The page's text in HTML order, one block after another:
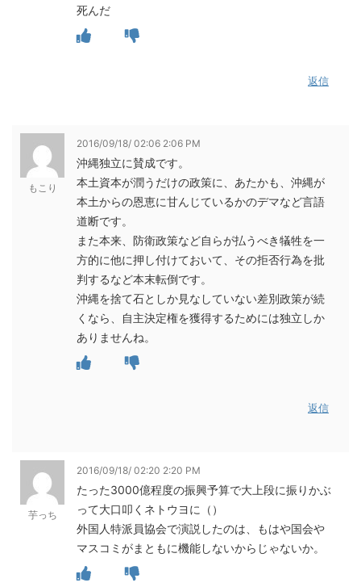
死んだ
返信
もこり
2016/09/18/ 02:06 2:06 PM
沖縄独立に賛成です。
本土資本が潤うだけの政策に、あたかも、沖縄が
本土からの恩恵に甘んじているかのデマなど言語
道断です。
また本来、防衛政策など自らが払うべき犠牲を一
方的に他に押し付けておいて、その拒否行為を批
判するなど本末転倒です。
沖縄を捨て石としか見なしていない差別政策が続
くなら、自主決定権を獲得するためには独立しか
ありませんね。
返信
芋っち
2016/09/18/ 02:20 2:20 PM
たった3000億程度の振興予算で大上段に振りかぶ
って大口叩くネトウヨに（）
外国人特派員協会で演説したのは、もはや国会や
マスコミがまともに機能しないからじゃないか。